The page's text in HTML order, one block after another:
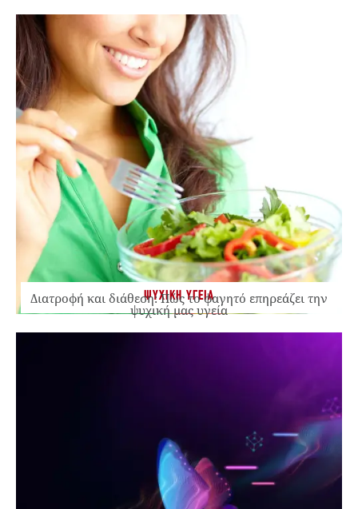
ΨΥΧΙΚΗ ΥΓΕΙΑ
Διατροφή και διάθεση: Πώς το φαγητό επηρεάζει την
ψυχική μας υγεία